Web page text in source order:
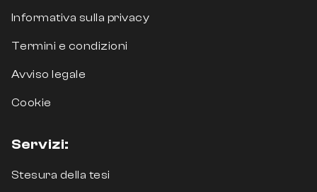
distingue per la sua natura ibrida: può
spaziare dall’analisi di processi produttivi alla
un’azienda, dalla gestione della supply chain
qualità deve dimostrare che il laureando è in
Informativa sulla privacy
Termini e condizioni
Avviso legale
Cookie
Servizi:
Stesura della tesi